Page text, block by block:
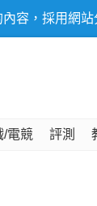
容，採用網
/電競 評測